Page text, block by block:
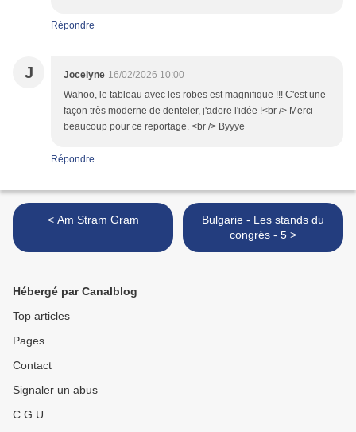
Répondre
J Jocelyne 16/02/2026 10:00
Wahoo, le tableau avec les robes est magnifique !!! C'est une
façon très moderne de denteler, j'adore l'idée !<br /> Merci
beaucoup pour ce reportage. <br /> Byyye
Répondre
< Am Stram Gram
Bulgarie - Les stands du
congrès - 5 >
Hébergé par Canalblog
Top articles
Pages
Contact
Signaler un abus
C.G.U.